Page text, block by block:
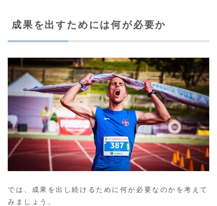
成果を出すためには何が必要か
では、成果を出し続けるために何が必要なのかを考えて
みましょう。